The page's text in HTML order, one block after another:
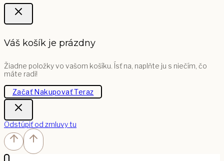
Váš košík je prázdny
Žiadne položky vo vašom košíku. Ísť na, naplňte ju s niečím, čo
máte radi!
Začať Nakupovať Teraz
Odstúpiť od zmluvy tu